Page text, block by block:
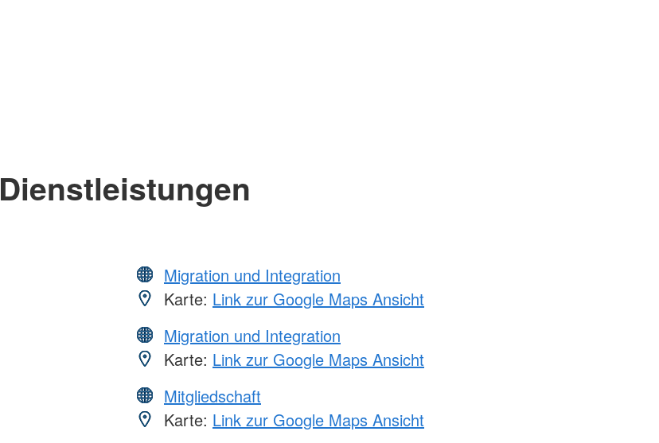
Dienstleistungen
Migration und Integration
Karte: Link zur Google Maps Ansicht
Migration und Integration
Karte: Link zur Google Maps Ansicht
Mitgliedschaft
Karte: Link zur Google Maps Ansicht